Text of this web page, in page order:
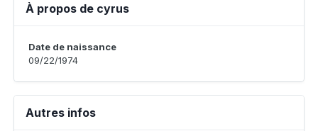
À propos de cyrus
Date de naissance
09/22/1974
Autres infos